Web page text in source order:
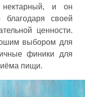
и он
благодаря своей
ценности.
выбором для
финики для
пищи.